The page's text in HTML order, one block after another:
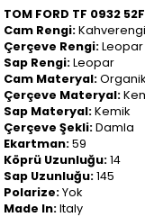
TOM FORD TF 0932
Cam Rengi:Kahverengi
Çerçeve Rengi:Leopar
Sap Rengi:Leopar
Cam Materyal:Organik
Çerçeve Materyal:
Sap Materyal:Kemik
Çerçeve Şekli:Damla
Ekartman:59
Köprü Uzunluğu:14
Sap Uzunluğu:145
Polarize:Yok
Made In:Italy